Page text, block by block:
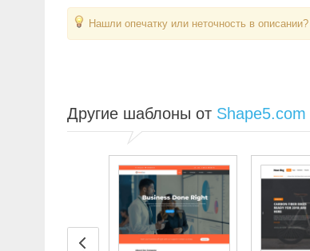
Нашли опечатку или неточность в
Другие шаблоны от Shape5.com